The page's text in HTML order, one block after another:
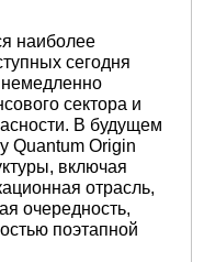
наиболее
сегодня
немедленно
сектора и
В будущем
Quantum Origin
включая
отрасль,
очередность,
поэтапной